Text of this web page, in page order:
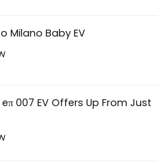
Milano Baby EV
007 EV Offers Up From Just